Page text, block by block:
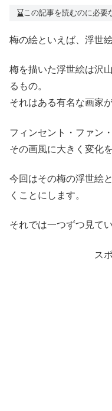
この記事を読むのに必要
梅の絵といえば、浮世
梅を描いた浮世絵は沢
るもの。
それはある有名な画家
フィンセント・ファン
その画風に大きく変化
今回はその梅の浮世絵
くことにします。
それでは一つずつ見て
ス